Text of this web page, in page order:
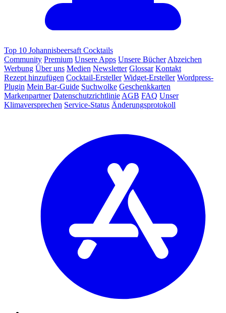
Top 10 Johannisbeersaft Cocktails
Community Premium Unsere Apps Unsere Bücher Abzeichen
Werbung Über uns Medien Newsletter Glossar Kontakt
Rezept hinzufügen Cocktail-Ersteller Widget-Ersteller Wordpress-
Plugin Mein Bar-Guide Suchwolke Geschenkkarten
Markenpartner Datenschutzrichtlinie AGB FAQ Unser
Klimaversprechen Service-Status Änderungsprotokoll